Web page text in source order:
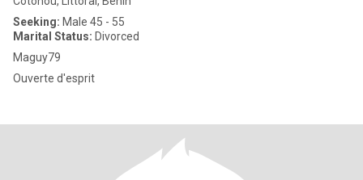
Seeking: Male 45 - 55
Marital Status: Divorced
Maguy79
Ouverte d'esprit